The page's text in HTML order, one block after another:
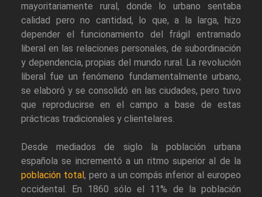
mayoritariamente rural, donde lo urbano sentaba
calidad pero no cantidad, lo que, a la larga, hizo
depender el funcionamiento del frágil entramado
liberal en las relaciones personales, de subordinación
y dependencia, propias del mundo rural. La revolución
liberal fue un fenómeno fundamentalmente urbano,
se elaboró y se consolidó en las ciudades, pero tuvo
que reproducirse en el campo a base de estas
prácticas tradicionales y clientelares.
Desde mediados de siglo la población urbana
española se incrementó a un ritmo superior al de la
población total , pero a un compás inferior al europeo
occidental. En 1860 sólo el 11% de la población